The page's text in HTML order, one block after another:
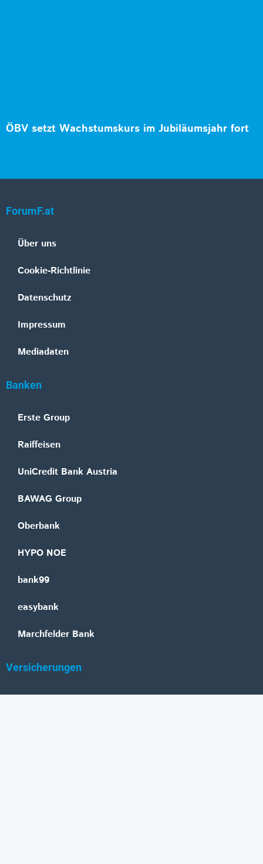
ÖBV setzt Wachstumskurs im Jubiläumsjahr fort
ForumF.at
Über uns
Cookie-Richtlinie
Datenschutz
Impressum
Mediadaten
Banken
Erste Group
Raiffeisen
UniCredit Bank Austria
BAWAG Group
Oberbank
HYPO NOE
bank99
easybank
Marchfelder Bank
Versicherungen